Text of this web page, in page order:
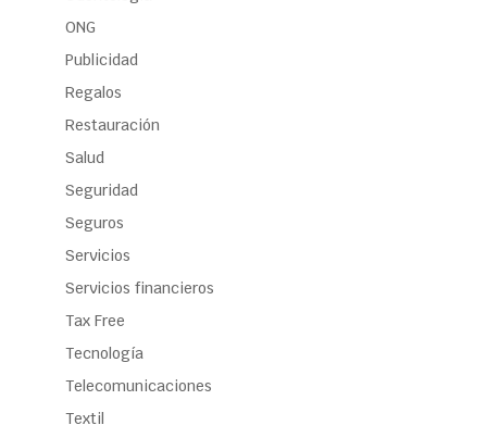
ONG
Publicidad
Regalos
Restauración
Salud
Seguridad
Seguros
Servicios
Servicios financieros
Tax Free
Tecnología
Telecomunicaciones
Textil